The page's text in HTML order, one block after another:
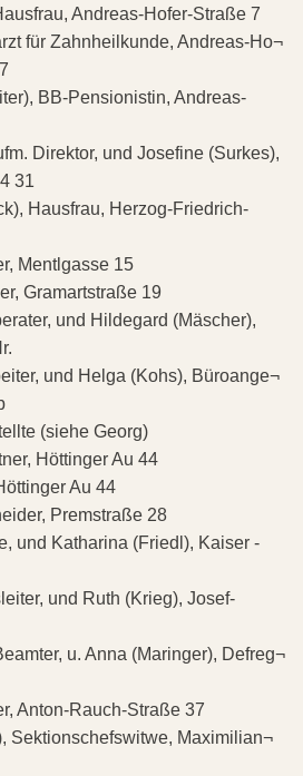
Andreas-Hofer-Straße 7
für Zahnheilkunde, Andreas-Ho¬
BB-Pensionistin, Andreas-
Direktor, und Josefine (Surkes),
31
Hausfrau, Herzog-Friedrich-
Mentlgasse 15
Gramartstraße 19
und Hildegard (Mäscher),
und Helga (Kohs), Büroange¬
(siehe Georg)
Höttinger Au 44
Au 44
Premstraße 28
und Katharina (Friedl), Kaiser -
und Ruth (Krieg), Josef-
u. Anna (Maringer), Defreg¬
Anton-Rauch-Straße 37
Sektionschefswitwe, Maximilian¬